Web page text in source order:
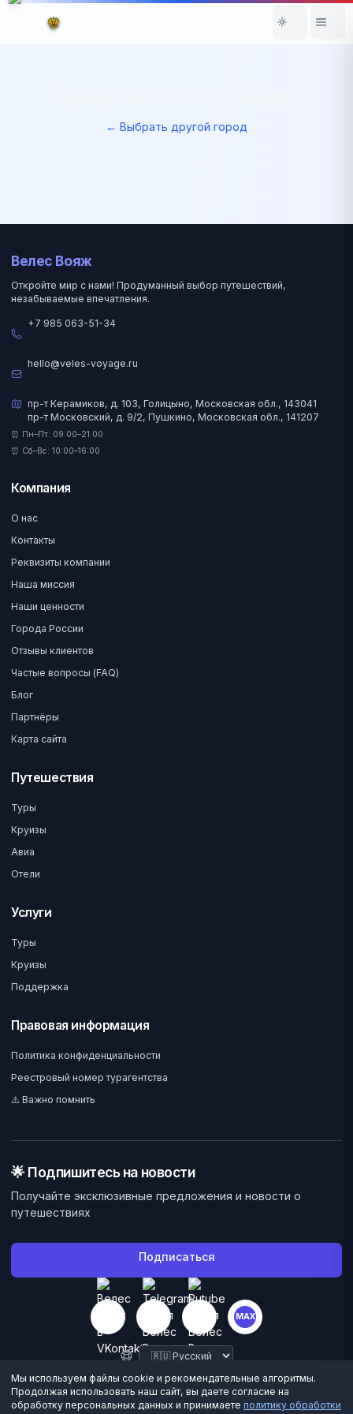
← Выбрать другой город
Велес Вояж
Откройте мир с нами! Продуманный выбор путешествий,
незабываемые впечатления.
+7 985 063-51-34
hello@veles-voyage.ru
пр-т Керамиков, д. 103, Голицыно, Московская обл., 143041
пр-т Московский, д. 9/2, Пушкино, Московская обл., 141207
⏰ Пн–Пт: 09:00–21:00
⏰ Сб–Вс: 10:00–16:00
Компания
О нас
Контакты
Реквизиты компании
Наша миссия
Наши ценности
Города России
Отзывы клиентов
Частые вопросы (FAQ)
Блог
Партнёры
Карта сайта
Путешествия
Туры
Круизы
Авиа
Отели
Услуги
Туры
Круизы
Поддержка
Правовая информация
Политика конфиденциальности
Реестровый номер турагентства
⚠️ Важно помнить
🌟 Подпишитесь на новости
Получайте эксклюзивные предложения и новости о
путешествиях
Подписаться
MAX
©2026Велес Вояж. Все права защищены.
Мы используем файлы cookie и рекомендательные алгоритмы.
Продолжая использовать наш сайт, вы даете согласие на
обработку персональных данных и принимаете политику обработки